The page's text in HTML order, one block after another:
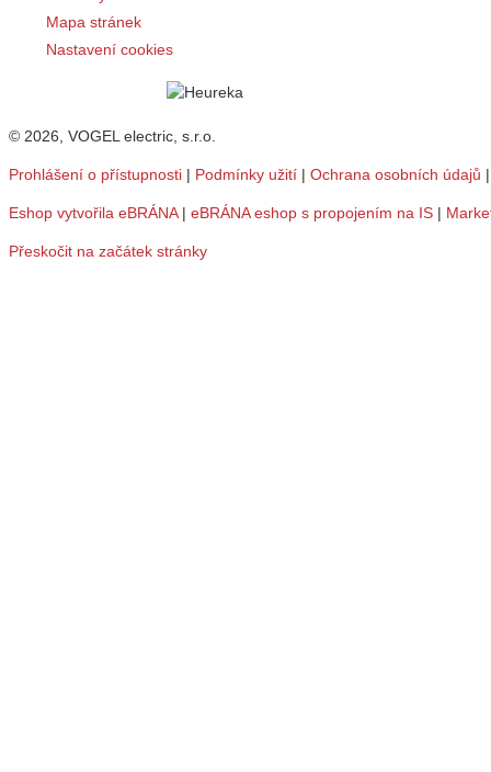
Mapa stránek
Nastavení cookies
© 2026, VOGEL electric, s.r.o.
Prohlášení o přístupnosti | Podmínky užití | Ochrana osobních údajů
Eshop vytvořila eBRÁNA| eBRÁNA eshop s propojením na IS |
Přeskočit na začátek stránky